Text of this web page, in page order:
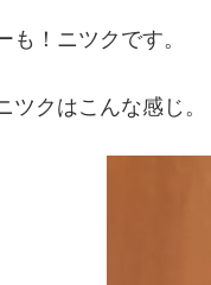
も！ニツクです。
ツクはこんな感じ。